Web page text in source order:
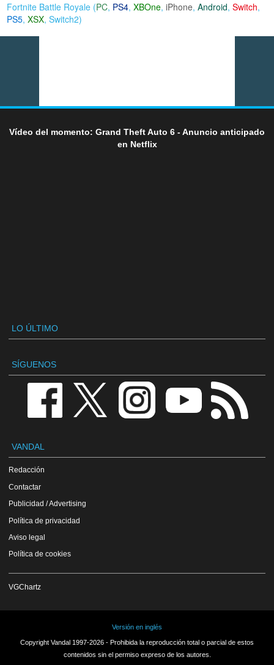
Fortnite Battle Royale (PC, PS4,XBOne,iPhone,Android,Switch,
PS5,XSX,Switch2)
Vídeo del momento: Grand Theft Auto 6 - Anuncio anticipado
en Netflix
LO ÚLTIMO
SÍGUENOS
VANDAL
Redacción
Contactar
Publicidad / Advertising
Política de privacidad
Aviso legal
Política de cookies
VGChartz
Versión en inglés
Copyright Vandal 1997-2026 - Prohibida la reproducción total o parcial de estos
contenidos sin el permiso expreso de los autores.